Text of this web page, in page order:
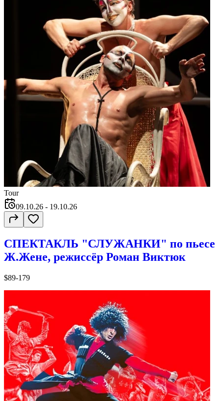
Tour
09.10.26 - 19.10.26
СПЕКТАКЛЬ "СЛУЖАНКИ" по пьесе
Ж.Жене, режиссёр Роман Виктюк
$89-179